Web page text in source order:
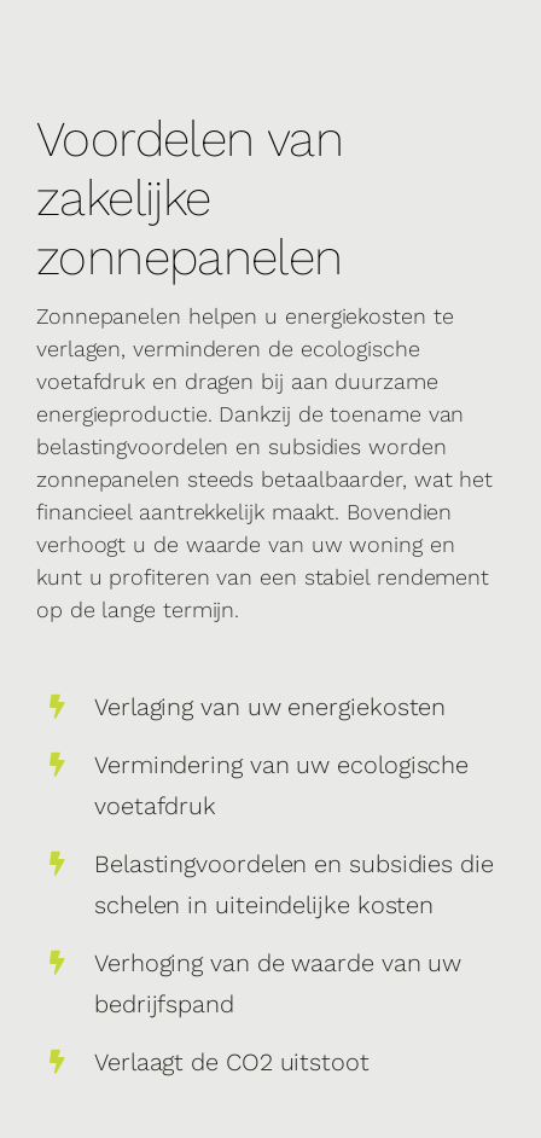
Voordelen van
zakelijke
zonnepanelen
Zonnepanelen helpen u energiekosten te
verlagen, verminderen de ecologische
voetafdruk en dragen bij aan duurzame
energieproductie. Dankzij de toename van
belastingvoordelen en subsidies worden
zonnepanelen steeds betaalbaarder, wat het
financieel aantrekkelijk maakt. Bovendien
verhoogt u de waarde van uw woning en
kunt u profiteren van een stabiel rendement
op de lange termijn.
Verlaging van uw energiekosten
Vermindering van uw ecologische
voetafdruk
Belastingvoordelen en subsidies die
schelen in uiteindelijke kosten
Verhoging van de waarde van uw
bedrijfspand
Verlaagt de CO2 uitstoot